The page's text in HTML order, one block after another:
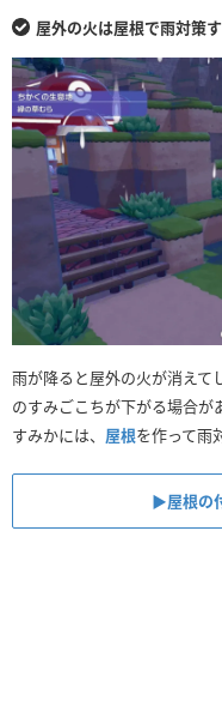
屋外の火は屋根で雨対策
雨が降ると屋外の火が消えて
のすみごこちが下がる場合が
すみかには、 屋根を作って雨
▶︎屋根の